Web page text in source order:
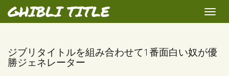
GHIBLI TITLE
Toggle
ジブリタイトルを組み合わせて1番面白い奴が優
勝ジェネレーター